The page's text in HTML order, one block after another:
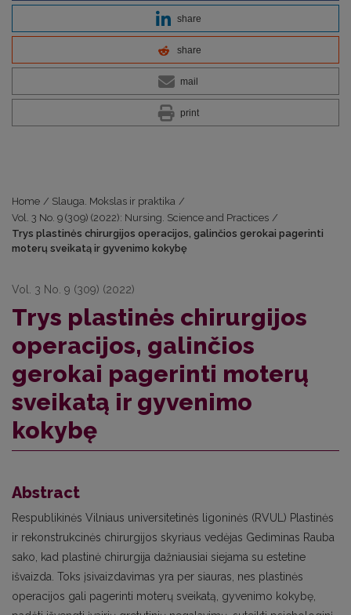
share
share
mail
print
Home / Slauga. Mokslas ir praktika /
Vol. 3 No. 9 (309) (2022): Nursing. Science and Practices /
Trys plastinės chirurgijos operacijos, galinčios gerokai pagerinti
moterų sveikatą ir gyvenimo kokybę
Vol. 3 No. 9 (309) (2022)
Trys plastinės chirurgijos
operacijos, galinčios
gerokai pagerinti moterų
sveikatą ir gyvenimo
kokybę
Abstract
Respublikinės Vilniaus universitetinės ligoninės (RVUL) Plastinės
ir rekonstrukcinės chirurgijos skyriaus vedėjas Gediminas Rauba
sako, kad plastinė chirurgija dažniausiai siejama su estetine
išvaizda. Toks įsivaizdavimas yra per siauras, nes plastinės
operacijos gali pagerinti moterų sveikatą, gyvenimo kokybę,